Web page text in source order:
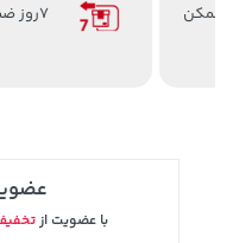
ممکن 7روز ضمانت بازگشت بدون قید و شرط
با عضویت از